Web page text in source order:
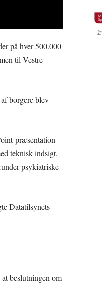
på hver 500.000
til Vestre
borgere blev
præsentation
teknisk indsigt.
psykiatriske
Datatilsynets
beslutningen om